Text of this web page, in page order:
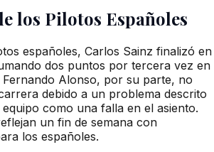
los Pilotos Españoles
españoles, Carlos Sainz finalizó en
dos puntos por tercera vez en
Fernando Alonso, por su parte, no
debido a un problema descrito
como una falla en el asiento.
un fin de semana con
los españoles.